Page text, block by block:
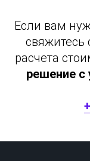
Если вам
свяжитесь
расчета
решение с